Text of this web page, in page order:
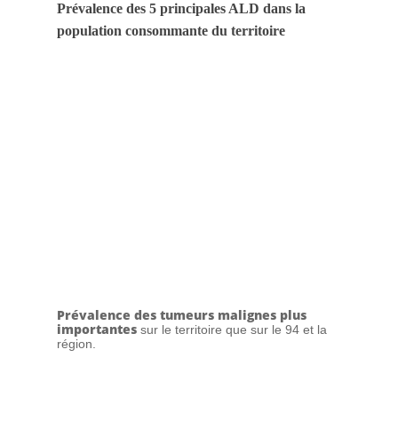
Prévalence des 5 principales ALD dans la
population consommante du territoire
Prévalence des tumeurs malignes plus
importantes sur le territoire que sur le 94 et la
région.